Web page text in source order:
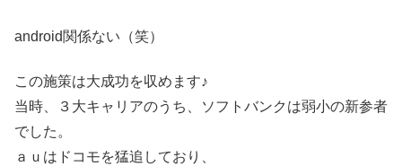
android関係ない（笑）
この施策は大成功を収めます♪
当時、３大キャリアのうち、ソフトバンクは弱小の新参者
でした。
ａｕはドコモを猛追しており、